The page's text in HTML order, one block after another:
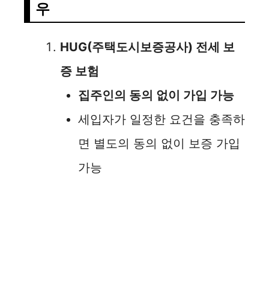
우
HUG(주택도시보증공사) 전세 보
증 보험
집주인의 동의 없이 가입 가능
세입자가 일정한 요건을 충족하
면 별도의 동의 없이 보증 가입
가능